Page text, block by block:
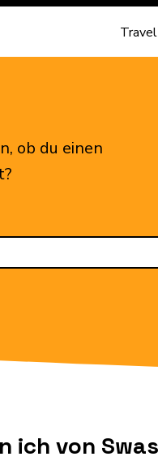
ob du einen
ich von